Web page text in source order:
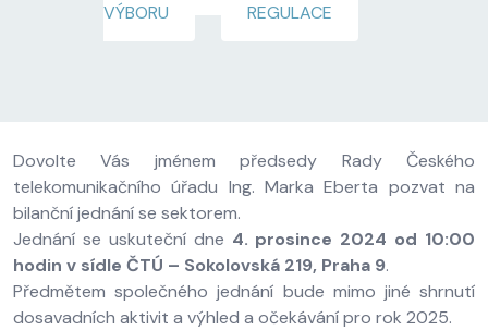
VÝBORU
REGULACE
Dovolte Vás jménem předsedy Rady Českého
telekomunikačního úřadu Ing. Marka Eberta pozvat na
bilanční jednání se sektorem.
Jednání se uskuteční dne 4. prosince 2024 od 10:00
hodin v sídle ČTÚ – Sokolovská 219, Praha 9.
Předmětem společného jednání bude mimo jiné shrnutí
dosavadních aktivit a výhled a očekávání pro rok 2025.